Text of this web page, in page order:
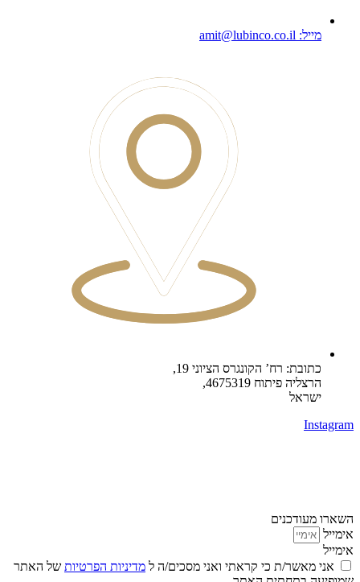
מייל: amit@lubinco.co.il
כתובת: רח’ הקונגרס הציוני 19,
הרצליה פיתוח 4675319,
ישראל
Instagram
השארו מעודכנים
אימייל
אימייל
אני מאשר/ת כי קראתי ואני מסכים/ה ל מדיניות הפרטיות של האתר